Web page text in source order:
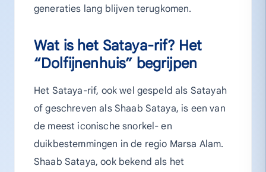
generaties lang blijven terugkomen.
Wat is het Sataya-rif? Het
“Dolfijnenhuis” begrijpen
Het Sataya-rif, ook wel gespeld als Satayah
of geschreven als Shaab Sataya, is een van
de meest iconische snorkel- en
duikbestemmingen in de regio Marsa Alam.
Shaab Sataya, ook bekend als het